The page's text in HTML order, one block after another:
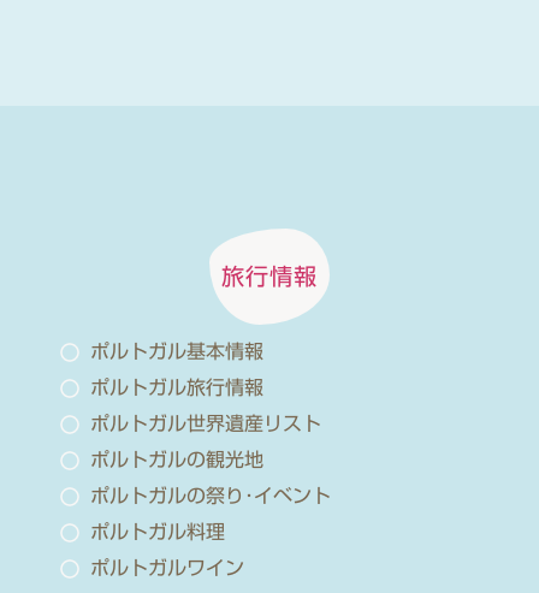
旅行情報
ポルトガル基本情報
ポルトガル旅行情報
ポルトガル世界遺産リスト
ポルトガルの観光地
ポルトガルの祭り･イベント
ポルトガル料理
ポルトガルワイン